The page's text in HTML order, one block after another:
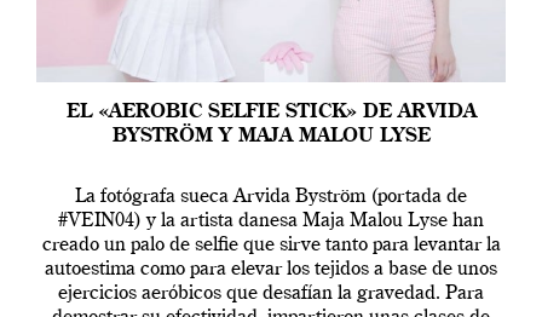
EL «AEROBIC SELFIE STICK» DE ARVIDA
BYSTRÖM Y MAJA MALOU LYSE
La fotógrafa sueca Arvida Byström (portada de
#VEIN04) y la artista danesa Maja Malou Lyse han
creado un palo de selfie que sirve tanto para levantar la
autoestima como para elevar los tejidos a base de unos
ejercicios aeróbicos que desafían la gravedad. Para